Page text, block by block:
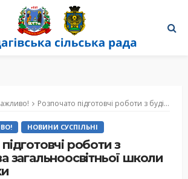
Розпочато підготовчі роботи з будівництва загальноосвітньої школи в селі Чайки
НОВИНИ СУСПІЛЬНІ
роботи з
загальноосвітньої школи